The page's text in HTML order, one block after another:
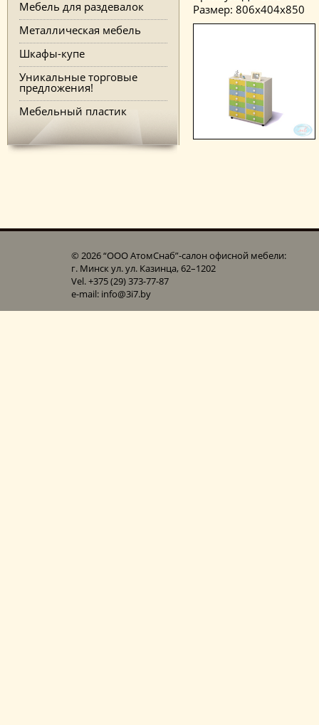
Мебель для раздевалок
Металлическая мебель
Шкафы-купе
Уникальные торговые
предложения!
Мебельный пластик
Размер: 806x404x850
© 2026 “ООО АтомСнаб”-cалон офисной мебели:
г. Минск ул. ул. Казинца, 62–1202
Vel. +375 (29) 373-77-87
e-mail: info@3i7.by